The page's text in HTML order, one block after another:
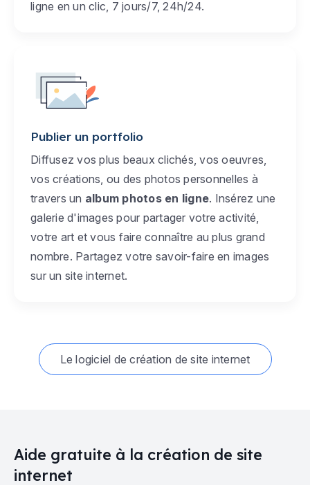
ligne en un clic, 7 jours/7, 24h/24.
Publier un portfolio
Diffusez vos plus beaux clichés, vos oeuvres,
vos créations, ou des photos personnelles à
travers un album photos en ligne. Insérez une
galerie d'images pour partager votre activité,
votre art et vous faire connaître au plus grand
nombre. Partagez votre savoir-faire en images
sur un site internet.
Le logiciel de création de site internet
Aide gratuite à la création de site
internet